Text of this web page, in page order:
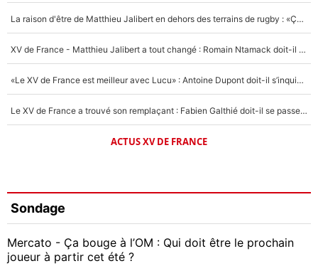
La raison d'être de Matthieu Jalibert en dehors des terrains de rugby : «Ça m'atteint autant que si tu touches à un membre de ma famille»
XV de France - Matthieu Jalibert a tout changé : Romain Ntamack doit-il s’inquiéter pour sa place à un an de la Coupe du monde ?
«Le XV de France est meilleur avec Lucu» : Antoine Dupont doit-il s’inquiéter pour sa place ?
Le XV de France a trouvé son remplaçant : Fabien Galthié doit-il se passer d'Antoine Dupont ?
ACTUS XV DE FRANCE
Sondage
Mercato - Ça bouge à l’OM : Qui doit être le prochain
joueur à partir cet été ?